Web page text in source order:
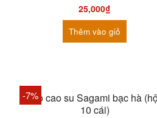
25,000₫
Thêm vào giỏ
-7%
Bao cao su Sagami bạc hà
10 cái)